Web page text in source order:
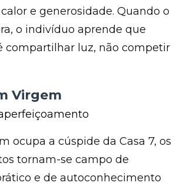
e generosidade. Quando o
o indivíduo aprende que
compartilhar luz, não competir
Virgem
ocupa a cúspide da Casa 7, os
tornam-se campo de
e de autoconhecimento